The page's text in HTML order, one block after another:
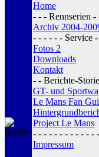
Home
- - - Rennserien -
Archiv 2004-
- - - - - - Service
Fotos 2
Downloads
Kontakt
- - Berichte-
GT- und
Le Mans Fan
Project Le Mans
- - - - - - - - - - - - -
Impressum